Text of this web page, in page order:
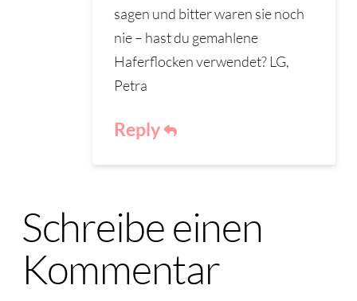
sagen und bitter waren sie noch
nie – hast du gemahlene
Haferflocken verwendet? LG,
Petra
Reply
Schreibe einen
Kommentar